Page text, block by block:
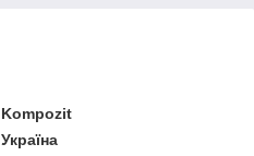
Kompozit
Україна